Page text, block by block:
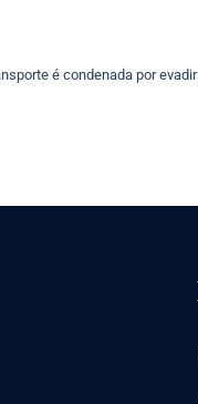
é condenada por